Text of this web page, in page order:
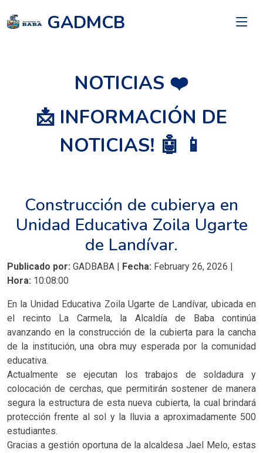
GADMCB
NOTICIAS ❤️
📩 INFORMACIÓN DE
NOTICIAS! 🤖 📱
Construcción de cubierya en
Unidad Educativa Zoila Ugarte
de Landívar.
Publicado por: GADBABA | Fecha: February 26, 2026 |
Hora: 10:08:00
En la Unidad Educativa Zoila Ugarte de Landívar, ubicada en
el recinto La Carmela, la Alcaldía de Baba continúa
avanzando en la construcción de la cubierta para la cancha
de la institución, una obra muy esperada por la comunidad
educativa.
Actualmente se ejecutan los trabajos de soldadura y
colocación de cerchas, que permitirán sostener de manera
segura la estructura de esta nueva cubierta, la cual brindará
protección frente al sol y la lluvia a aproximadamente 500
estudiantes.
Gracias a gestión oportuna de la alcaldesa Jael Melo, estas